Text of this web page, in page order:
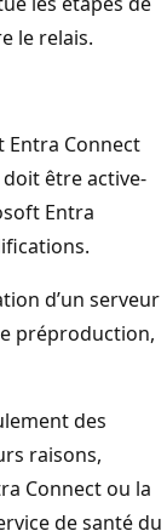
le relais.
Entra Connect
être active-
Entra
d’un serveur
préproduction,
des
raisons,
Connect ou la
de santé du